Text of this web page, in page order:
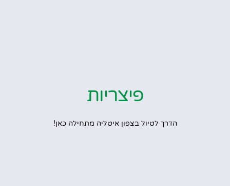
פיצריות
הדרך לטיול בצפון איטליה מתחילה כאן!